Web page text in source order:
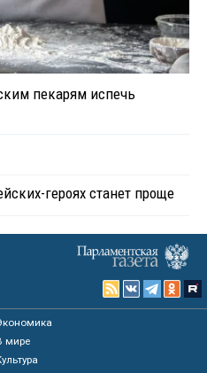
пекарям испечь
героях станет проще
мире